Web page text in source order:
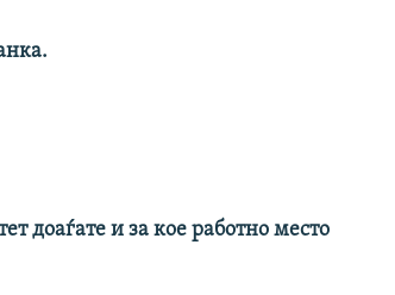
доаѓате и за кое работно место